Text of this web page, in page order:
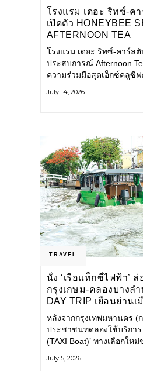
โรงแรม เดอะ ริทซ์-ค
เปิดตัว HONEYBEE
AFTERNOON TEA
COLLABORATION ณ
(CALEŌ) ชวนสัมผัสเ
หวานร่วมสมัยจากกรุ
โรงแรม เดอะ ริทซ์-คาร์ล
ประสบการณ์ Afternoon
ความร่วมมือสุดเอ็กซ์คลูซีฟ
ดังจากกรุงโซล นำโดยเชฟ
July 14, 2026
TRAVEL
นั่ง ‘เรือแท็กซี่ไฟฟ้า’
กรุงเกษม-คลองบางล
DAY TRIP เยือนย่านเ
โลว์ไลฟ์แบบรั
หลังจากกรุงเทพมหานคร (
ประชาชนทดลองใช้บริการ
(TAXI Boat)’ ทางเลือกให
แวดล้อม ผ่านแอปพลิเคชัน
July 5, 2026